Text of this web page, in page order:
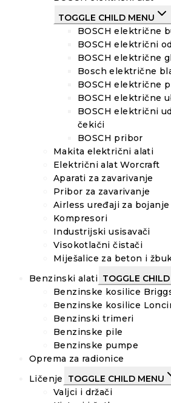
TOGGLE CHILD MENU
BOSCH električne
BOSCH električni
BOSCH električne
Bosch električne
BOSCH električne
BOSCH električne
BOSCH električni
čekići
BOSCH pribor
Makita električni alati
Električni alat Worcraft
Aparati za zavarivanje
Pribor za zavarivanje
Airless uređaji za bojanje
Kompresori
Industrijski usisavači
Visokotlačni čistači
Miješalice za beton i
Benzinski alati TOGGLE
Benzinske kosilice
Benzinske kosilice
Benzinski trimeri
Benzinske pile
Benzinske pumpe
Oprema za radionice
Ličenje
TOGGLE CHILD MENU
Valjci i držači